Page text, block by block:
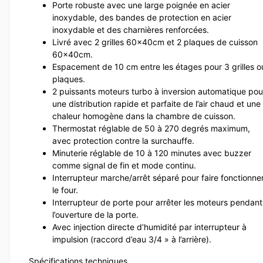
Porte robuste avec une large poignée en acier
inoxydable, des bandes de protection en acier
inoxydable et des charnières renforcées.
Livré avec 2 grilles 60x40cm et 2 plaques de cuisson
60x40cm.
Espacement de 10 cm entre les étages pour 3 grilles
plaques.
2 puissants moteurs turbo à inversion automatique
une distribution rapide et parfaite de l’air chaud et une
chaleur homogène dans la chambre de cuisson.
Thermostat réglable de 50 à 270 degrés maximum,
avec protection contre la surchauffe.
Minuterie réglable de 10 à 120 minutes avec buzzer
comme signal de fin et mode continu.
Interrupteur marche/arrêt séparé pour faire
le four.
Interrupteur de porte pour arrêter les moteurs pendant
l’ouverture de la porte.
Avec injection directe d’humidité par interrupteur à
impulsion (raccord d’eau 3/4 » à l’arrière).
Spécifications techniques